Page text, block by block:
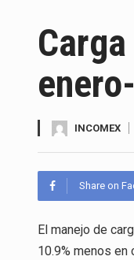
INCOMEX
Share on
El manejo de
10.9% menos